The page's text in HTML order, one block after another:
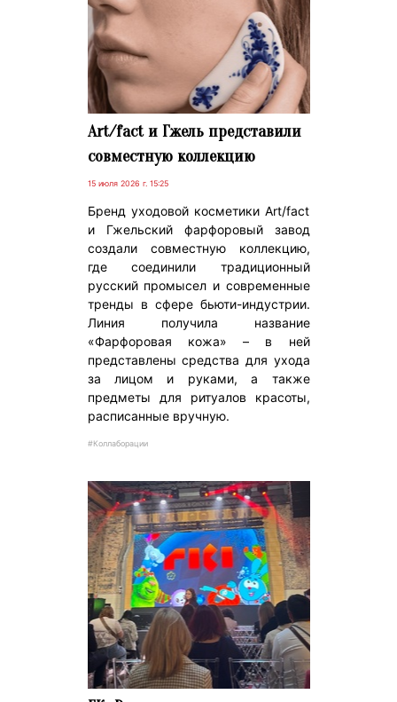
Art/fact и Гжель представили
совместную коллекцию
15 июля 2026 г. 15:25
Бренд уходовой косметики Art/fact
и Гжельский фарфоровый завод
создали совместную коллекцию,
где соединили традиционный
русский промысел и современные
тренды в сфере бьюти-индустрии.
Линия получила название
«Фарфоровая кожа» – в ней
представлены средства для ухода
за лицом и руками, а также
предметы для ритуалов красоты,
расписанные вручную.
#Коллаборации